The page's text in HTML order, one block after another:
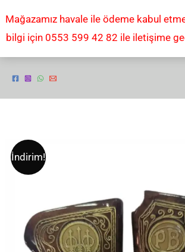
Mağazamız havale ile ödeme kabul
bilgi için 0553 599 42 82 ile iletişime
İndirim!
₺3.000,00.
Beretta
mod
düğmeli
Beretta